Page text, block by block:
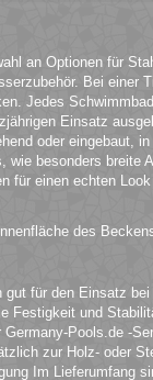
an Optionen für
Bei einer
Jedes
Einsatz
oder eingebaut,
besonders breite
für einen echten
des
für den Einsatz
Festigkeit und
Pools.de -
zur Holz- oder
Im Lieferumfang